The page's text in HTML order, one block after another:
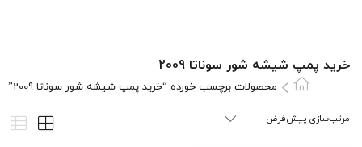
خرید پمپ شیشه شور سوناتا 2009
محصولات برچسب خورده “خرید پمپ شیشه شور سوناتا 2009”